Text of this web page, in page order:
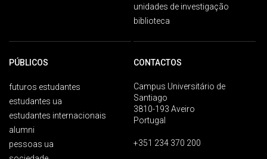
unidades de investigação
biblioteca
PÚBLICOS
futuros estudantes
estudantes ua
estudantes internacionais
alumni
pessoas ua
CONTACTOS
Campus Universitário de
Santiago
3810-193 Aveiro
Portugal
+351 234 370 200